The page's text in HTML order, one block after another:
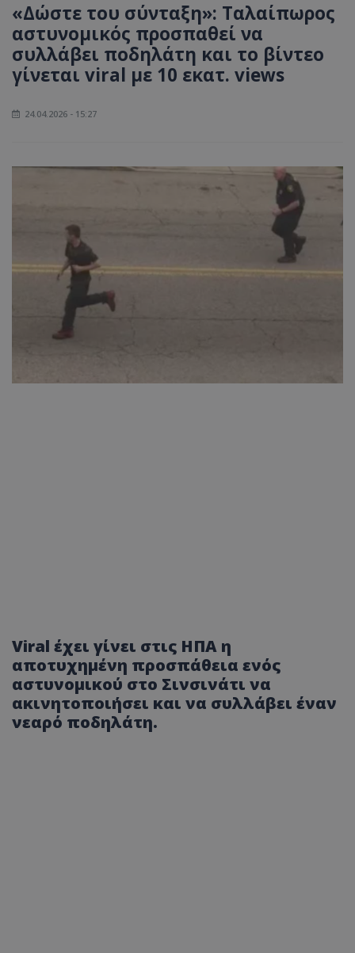
«Δώστε του σύνταξη»: Ταλαίπωρος
αστυνομικός προσπαθεί να
συλλάβει ποδηλάτη και το βίντεο
γίνεται viral με 10 εκατ. views
24.04.2026 - 15:27
Viral έχει γίνει στις ΗΠΑ η
αποτυχημένη προσπάθεια ενός
αστυνομικού στο Σινσινάτι να
ακινητοποιήσει και να συλλάβει έναν
νεαρό ποδηλάτη.